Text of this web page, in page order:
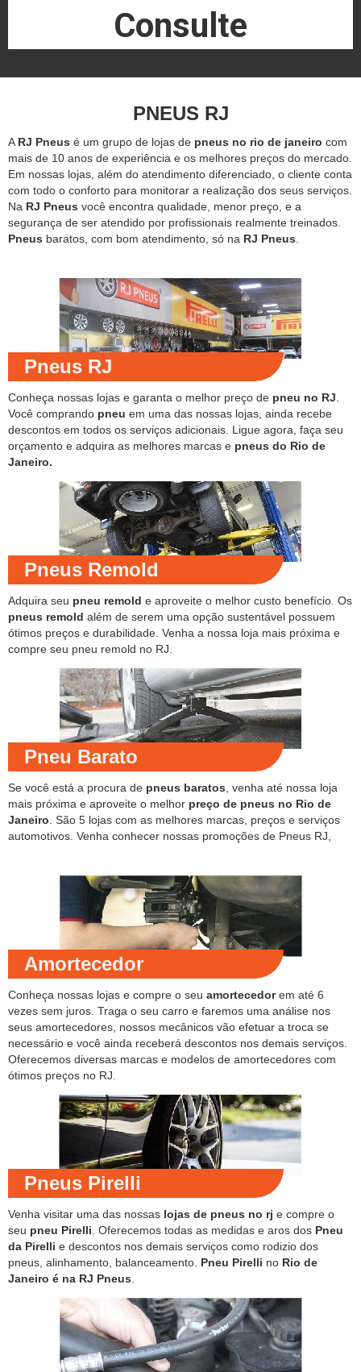
Consulte
PNEUS RJ
A RJ Pneus é um grupo de lojas de pneus no rio de janeiro com
mais de 10 anos de experiência e os melhores preços do mercado.
Em nossas lojas, além do atendimento diferenciado, o cliente conta
com todo o conforto para monitorar a realização dos seus serviços.
Na RJ Pneus você encontra qualidade, menor preço, e a
segurança de ser atendido por profissionais realmente treinados.
Pneus baratos, com bom atendimento, só na RJ Pneus
Pneus RJ
Conheça nossas lojas e garanta o melhor preço de pneu no RJ
Você comprando pneu em uma das nossas lojas, ainda recebe
descontos em todos os serviços adicionais. Ligue agora, faça seu
orçamento e adquira as melhores marcas e pneus do Rio de
Janeiro.
Pneus Remold
Adquira seu pneu remold e aproveite o melhor custo benefício. Os
pneus remold além de serem uma opção sustentável possuem
ótimos preços e durabilidade. Venha a nossa loja mais próxima e
compre seu pneu remold no RJ.
Pneu Barato
Se você está a procura de pneus baratos , venha até nossa loja
mais próxima e aproveite o melhor preço de pneus no Rio de
Janeiro . São 5 lojas com as melhores marcas, preços e serviços
automotivos. Venha conhecer nossas promoções de Pneus RJ,
Amortecedor
Conheça nossas lojas e compre o seu amortecedorem até 6
vezes sem juros. Traga o seu carro e faremos uma análise nos
seus amortecedores, nossos mecânicos vão efetuar a troca se
necessário e você ainda receberá descontos nos demais serviços.
Oferecemos diversas marcas e modelos de amortecedores com
ótimos preços no RJ.
Pneus Pirelli
Venha visitar uma das nossas lojas de pneus no rj e compre o
seu pneu Pirelli . Oferecemos todas as medidas e aros dos Pneu
da Pirelli e descontos nos demais serviços como rodizio dos
pneus, alinhamento, balanceamento. Pneu Pirelli no Rio de
Janeiro é na RJ Pneus